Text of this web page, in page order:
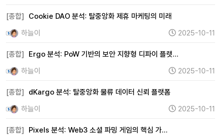
[종합]
Cookie DAO 분석: 탈중앙화 제휴 마케팅의 미래
하늘이
2025-10-11
[종합]
Ergo 분석: PoW 기반의 보안 지향형 디파이 플랫…
하늘이
2025-10-11
[종합]
dKargo 분석: 탈중앙화 물류 데이터 신뢰 플랫폼
하늘이
2025-10-11
[종합]
Pixels 분석: Web3 소셜 파밍 게임의 핵심 가…